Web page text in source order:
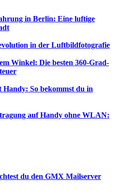
in Berlin: Eine luftige
in der Luftbildfotografie
Winkel: Die besten 360-Grad-
Handy: So bekommst du in
auf Handy ohne WLAN:
du den GMX Mailserver